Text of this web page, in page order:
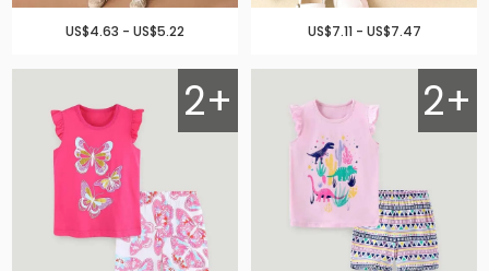
US$4.63 - US$5.22 US$7.11 - US$7.47
2+ 2+